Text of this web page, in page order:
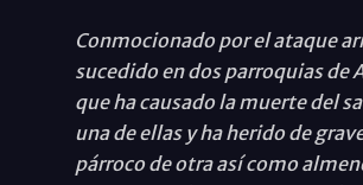
Conmocionado por el ataque
sucedido en dos parroquias de
que ha causado la muerte del
una de ellas y ha herido de
párroco de otra así como